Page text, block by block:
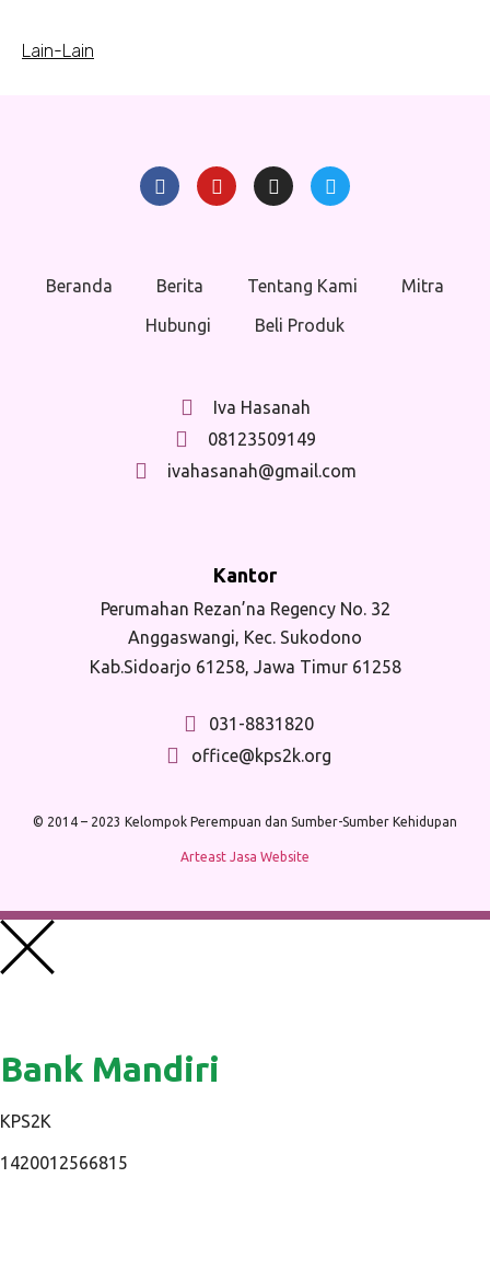
Lain-Lain
Beranda Berita Tentang Kami
Mitra
Hubungi
Beli Produk
Iva Hasanah
08123509149
ivahasanah@gmail.com
Kantor
Perumahan Rezan’na Regency No. 32
Anggaswangi, Kec. Sukodono
Kab.Sidoarjo 61258, Jawa Timur 61258
031-8831820
office@kps2k.org
© 2014 – 2023 Kelompok Perempuan dan Sumber-Sumber Kehidupan
Arteast Jasa Website
Bank Mandiri
KPS2K
1420012566815